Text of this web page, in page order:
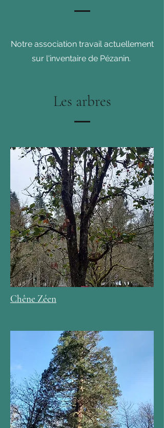
Notre association travail actuellement
sur l'inventaire de Pézanin.
Les arbres
Chêne Zéen